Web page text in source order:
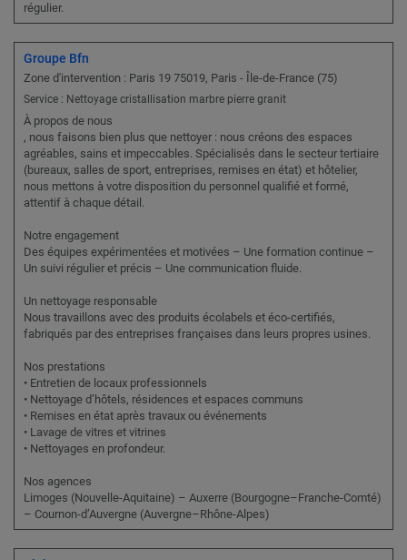
régulier.
Groupe Bfn
Zone d'intervention : Paris 19 75019, Paris - Île-de-France (75)
Service : Nettoyage cristallisation marbre pierre granit
À propos de nous
, nous faisons bien plus que nettoyer : nous créons des espaces
agréables, sains et impeccables. Spécialisés dans le secteur tertiaire
(bureaux, salles de sport, entreprises, remises en état) et hôtelier,
nous mettons à votre disposition du personnel qualifié et formé,
attentif à chaque détail.
Notre engagement
Des équipes expérimentées et motivées – Une formation continue –
Un suivi régulier et précis – Une communication fluide.
Un nettoyage responsable
Nous travaillons avec des produits écolabels et éco-certifiés,
fabriqués par des entreprises françaises dans leurs propres usines.
Nos prestations
• Entretien de locaux professionnels
• Nettoyage d’hôtels, résidences et espaces communs
• Remises en état après travaux ou événements
• Lavage de vitres et vitrines
• Nettoyages en profondeur.
Nos agences
Limoges (Nouvelle-Aquitaine) – Auxerre (Bourgogne–Franche-Comté)
– Cournon-d’Auvergne (Auvergne–Rhône-Alpes)